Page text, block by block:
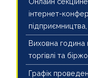
інтернет-
підприємництва,
Виховна година
торгівлі та
Графік